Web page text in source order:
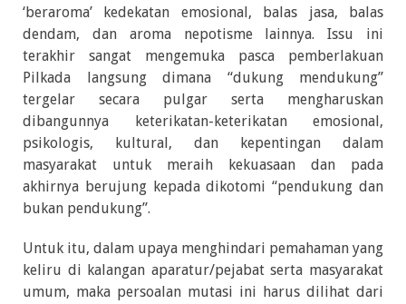
‘beraroma’ kedekatan emosional, balas jasa, balas
dendam, dan aroma nepotisme lainnya. Issu ini
terakhir sangat mengemuka pasca pemberlakuan
Pilkada langsung dimana “dukung mendukung”
tergelar secara pulgar serta mengharuskan
dibangunnya keterikatan-keterikatan emosional,
psikologis, kultural, dan kepentingan dalam
masyarakat untuk meraih kekuasaan dan pada
akhirnya berujung kepada dikotomi “pendukung dan
bukan pendukung”.
Untuk itu, dalam upaya menghindari pemahaman yang
keliru di kalangan aparatur/pejabat serta masyarakat
umum, maka persoalan mutasi ini harus dilihat dari